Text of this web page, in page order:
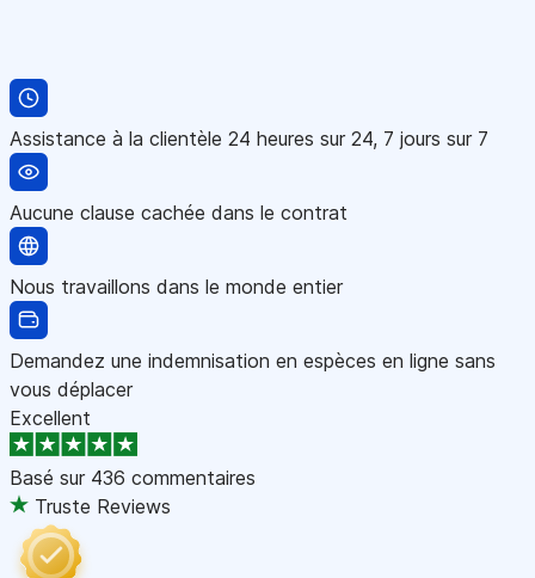
Assistance à la clientèle 24 heures sur 24, 7 jours sur 7
Aucune clause cachée dans le contrat
Nous travaillons dans le monde entier
Demandez une indemnisation en espèces en ligne sans
vous déplacer
Excellent
Basé sur 436 commentaires
Truste Reviews